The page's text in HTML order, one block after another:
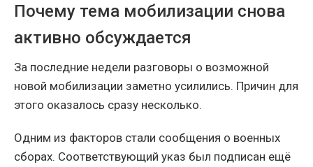
Почему тема мобилизации снова
активно обсуждается
За последние недели разговоры о возможной
новой мобилизации заметно усилились. Причин для
этого оказалось сразу несколько.
Одним из факторов стали сообщения о военных
сборах. Соответствующий указ был подписан ещё